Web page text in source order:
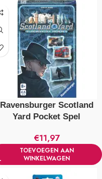
Ravensburger Scotland
Yard Pocket Spel
€11,97
TOEVOEGEN AAN
WINKELWAGEN